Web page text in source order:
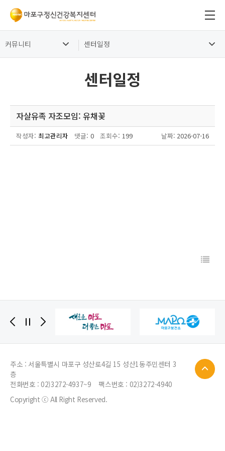
커뮤니티 센터일정
센터일정
자살유족 자조모임: 유채꽃
작성자: 최고관리자 댓글: 0 조회수: 199 날짜: 2026-07-16
주소 : 서울특별시 마포구 성산로4길 15 성산1동주민센터 3
층
전화번호 :02)3272-4937~9
팩스번호 : 02)3272-4940
Copyright ⓒ All Right Reserved.